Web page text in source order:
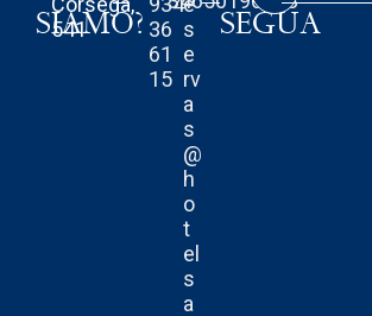
SIAMO?
541
36
61
15
s
e
rv
a
s
@
h
o
t
el
s
a
SEGUA